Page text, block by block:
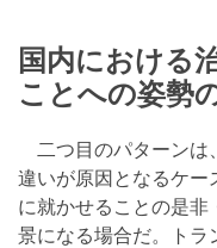
国内における
ことへの姿勢
二つ目のパターンは
違いが原因となるケー
に就かせることの是
景になる場合だ。トラ